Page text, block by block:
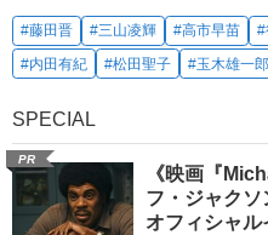
#藤田晋 #三山凌輝 #高市早苗 #
#内田有紀
#松田聖子 #玉木雄一郎
SPECIAL
PR
《映画『
フ・ジャク
オフィシャル